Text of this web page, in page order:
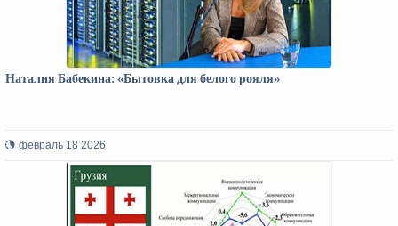
Наталия Бабекина: «Бытовка для белого рояля»
февраль 18 2026